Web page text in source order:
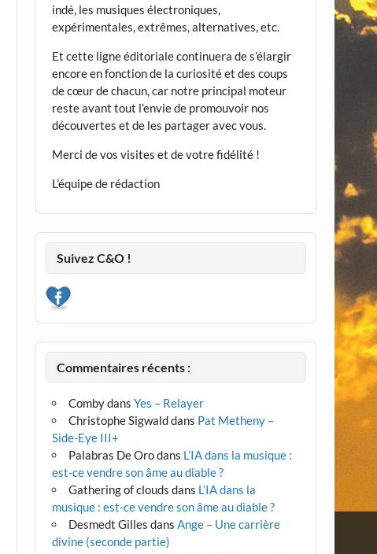
indé, les musiques électroniques,
expérimentales, extrêmes, alternatives, etc.
Et cette ligne éditoriale continuera de s’élargir
encore en fonction de la curiosité et des coups
de cœur de chacun, car notre principal moteur
reste avant tout l’envie de promouvoir nos
découvertes et de les partager avec vous.
Merci de vos visites et de votre fidélité !
L’équipe de rédaction
Suivez C&O !
Commentaires récents :
CombydansYes – Relayer
Christophe Sigwalddans Pat Metheny –
Side-Eye III+
Palabras De Orodans L’IA dans la musique :
est-ce vendre son âme au diable ?
Gathering of clouds dans L’IA dans la
musique : est-ce vendre son âme au diable ?
Desmedt Gilles dansAnge – Une carrière
divine (seconde partie)